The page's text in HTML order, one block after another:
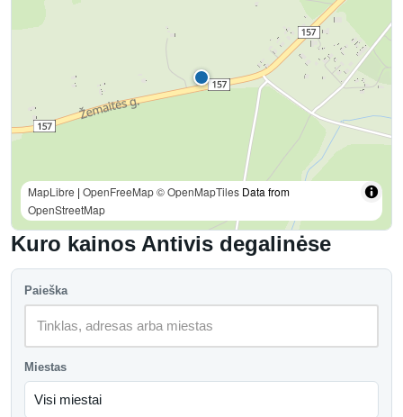
Kuro kainos Antivis degalinėse
Paieška
Miestas
MapLibre | OpenFreeMap© OpenMapTiles Data from
OpenStreetMap